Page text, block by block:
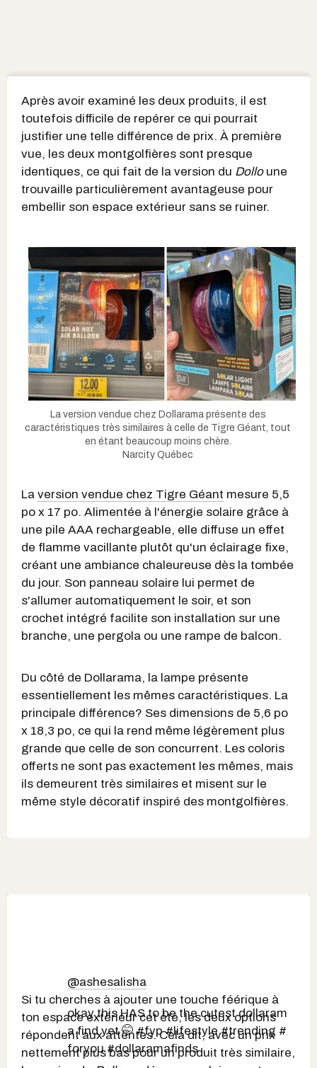
Après avoir examiné les deux produits, il est
toutefois difficile de repérer ce qui pourrait
justifier une telle différence de prix. À première
vue, les deux montgolfières sont presque
identiques, ce qui fait de la version du Dollo une
trouvaille particulièrement avantageuse pour
embellir son espace extérieur sans se ruiner.
La version vendue chez Dollarama présente des
caractéristiques très similaires à celle de Tigre Géant, tout
en étant beaucoup moins chère.
Narcity Québec
La version vendue chez Tigre Géant mesure 5,5
po x 17 po. Alimentée à l'énergie solaire grâce à
une pile AAA rechargeable, elle diffuse un effet
de flamme vacillante plutôt qu'un éclairage fixe,
créant une ambiance chaleureuse dès la tombée
du jour. Son panneau solaire lui permet de
s'allumer automatiquement le soir, et son
crochet intégré facilite son installation sur une
branche, une pergola ou une rampe de balcon.
Du côté de Dollarama, la lampe présente
essentiellement les mêmes caractéristiques. La
principale différence? Ses dimensions de 5,6 po
x 18,3 po, ce qui la rend même légèrement plus
grande que celle de son concurrent. Les coloris
offerts ne sont pas exactement les mêmes, mais
ils demeurent très similaires et misent sur le
même style décoratif inspiré des montgolfières.
@ashesalisha
okay this HAS to be the cutest dollaram
a find yet 🤭 #fyp #lifestyle #trending #
foryou #dollaramafinds
Si tu cherches à ajouter une touche féérique à
ton espace extérieur cet été, les deux options
répondent aux attentes. Cela dit, avec un prix
nettement plus bas pour un produit très similaire,